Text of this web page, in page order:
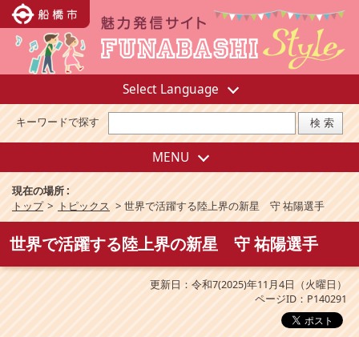
Select Language
キーワードで探す
MENU
現在の場所 :
トップ > トピックス > 世界で活躍する陸上界の新星 守 祐陽選手
世界で活躍する陸上界の新星 守 祐陽選手
更新日：令和7(2025)年11月4日（火曜日）
ページID：P140291